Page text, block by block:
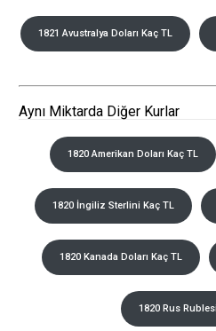
1821 Avustralya Doları Kaç TL
Aynı Miktarda Diğer Kurlar
1820 Amerikan Doları Kaç TL
1820 İngiliz Sterlini Kaç TL
1820 Kanada Doları Kaç TL
1820 Rus